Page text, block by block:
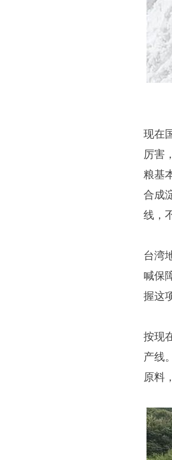
现在
厉害
粮基
合成
线，
台湾
喊保
握这
按现
产线
原料